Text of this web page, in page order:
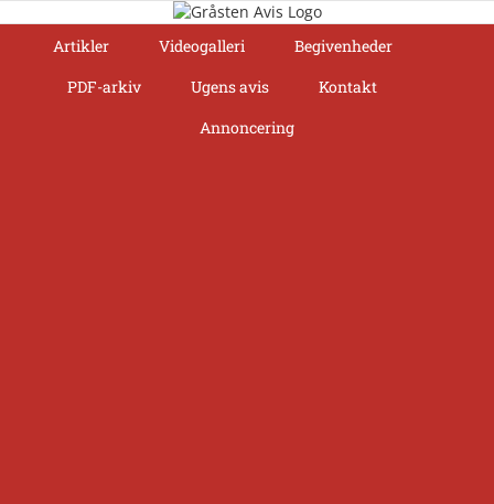
to
contentArtikler Videogalleri
Begivenheder
PDF-arkiv
Ugens avis
Kontakt
Annoncering